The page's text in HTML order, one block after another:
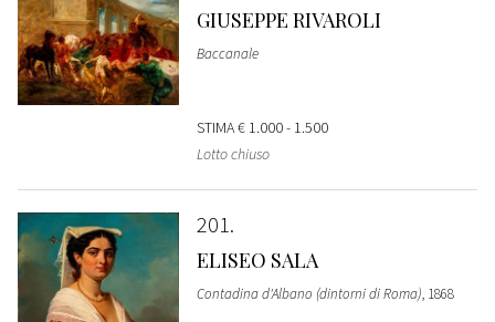
GIUSEPPE RIVAROLI
Baccanale
STIMA€ 1.000 - 1.500
Lotto chiuso
201
ELISEO SALA
Contadina d'Albano (dintorni di Roma), 1868